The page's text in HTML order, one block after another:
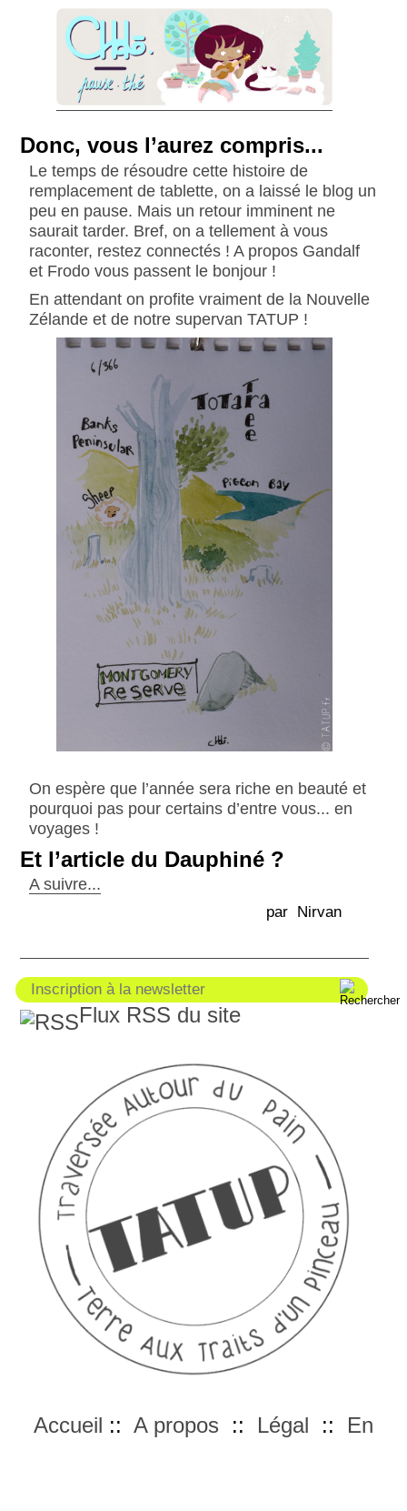
Donc, vous l’aurez compris...
Le temps de résoudre cette histoire de
remplacement de tablette, on a laissé le blog un
peu en pause. Mais un retour imminent ne
saurait tarder. Bref, on a tellement à vous
raconter, restez connectés ! A propos Gandalf
et Frodo vous passent le bonjour !
En attendant on profite vraiment de la Nouvelle
Zélande et de notre supervan TATUP !
On espère que l’année sera riche en beauté et
pourquoi pas pour certains d’entre vous... en
voyages !
Et l’article du Dauphiné ?
A suivre...
par Nirvan
Flux RSS du site
Accueil :: A propos :: Légal :: En